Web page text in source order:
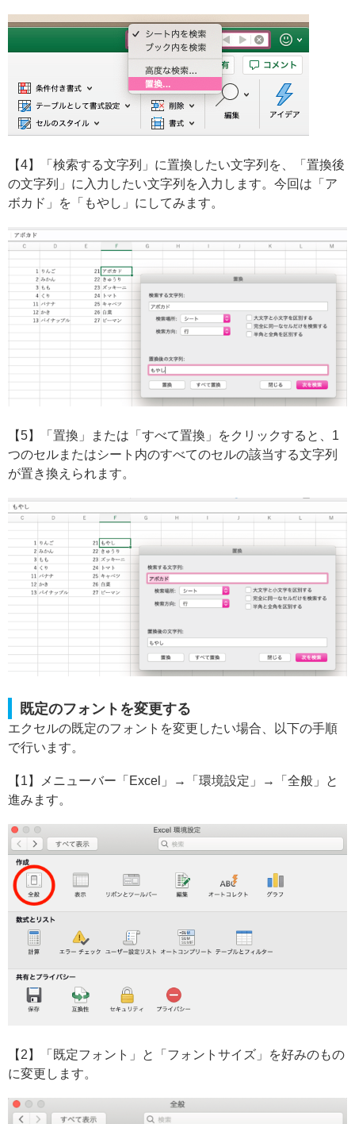
【4】「検索する文字列」に置換したい文字列を、「置換後
の文字列」に入力したい文字列を入力します。今回は「ア
ボカド」を「もやし」にしてみます。
【5】「置換」または「すべて置換」をクリックすると、1
つのセルまたはシート内のすべてのセルの該当する文字列
が置き換えられます。
既定のフォントを変更する
エクセルの既定のフォントを変更したい場合、以下の手順
で行います。
【1】メニューバー「Excel」→「環境設定」→「全般」と
進みます。
【2】「既定フォント」と「フォントサイズ」を好みのもの
に変更します。